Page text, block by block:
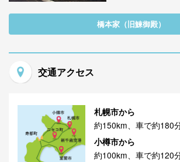
橋本家（旧鰊御殿）
交通アクセス
札幌市から
約150km、車で約180
小樽市から
約100km、車で約120